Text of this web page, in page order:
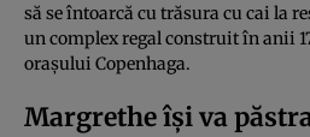
să se întoarcă cu trăsura cu cai la
un complex regal construit în anii
orașului Copenhaga.
Margrethe își va